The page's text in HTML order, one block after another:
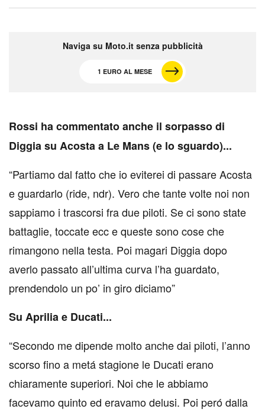
Naviga su Moto.it senza pubblicità
1 EURO AL MESE
Rossi ha commentato anche il sorpasso di
Diggia su Acosta a Le Mans (e lo sguardo)...
“Partiamo dal fatto che io eviterei di passare Acosta
e guardarlo (ride, ndr). Vero che tante volte noi non
sappiamo i trascorsi fra due piloti. Se ci sono state
battaglie, toccate ecc e queste sono cose che
rimangono nella testa. Poi magari Diggia dopo
averlo passato all’ultima curva l’ha guardato,
prendendolo un po’ in giro diciamo”
Su Aprilia e Ducati...
“Secondo me dipende molto anche dai piloti, l’anno
scorso fino a metá stagione le Ducati erano
chiaramente superiori. Noi che le abbiamo
facevamo quinto ed eravamo delusi. Poi peró dalla